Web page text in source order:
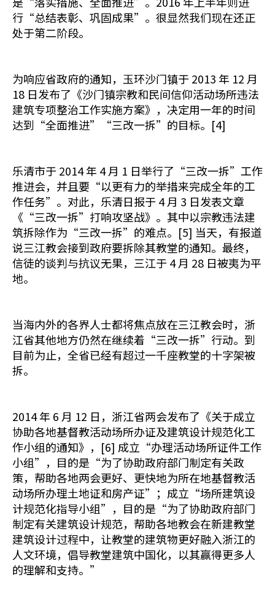
行“总结表彰、巩固成果”。很显然我们现在还正
处于第二阶段。
为响应省政府的通知，玉环沙门镇于 2013 年 12 月
18 日发布了《沙门镇宗教和民间信仰活动场所违法
建筑专项整治工作实施方案》，决定用一年的时间
达到“全面推进”“三改一拆”的目标。[4]
乐清市于 2014 年 4 月 1 日举行了“三改一拆”工作
推进会，并且要“以更有力的举措来完成全年的工
作任务”。对此，乐清日报于 4 月 3 日发表文章
《“三改一拆”打响攻坚战》。其中以宗教违法建
筑拆除作为“三改一拆”的难点。[5] 当天，有报道
说三江教会接到政府要拆除其教堂的通知。最终，
信徒的谈判与抗议无果，三江于 4 月 28 日被夷为平
地。
当海内外的各界人士都将焦点放在三江教会时，浙
江省其他地方仍然在继续着“三改一拆”行动。到
目前为止，全省已经有超过一千座教堂的十字架被
拆。
2014 年 6 月 12 日，浙江省两会发布了《关于成立
协助各地基督教活动场所办证及建筑设计规范化工
作小组的通知》，[6] 成立“办理活动场所证件工作
小组”，目的是“为了协助政府部门制定有关政
策，帮助各地两会更好、更快地为所在地基督教活
动场所办理土地证和房产证”；成立“场所建筑设
计规范化指导小组”，目的是“为了协助政府部门
制定有关建筑设计规范，帮助各地教会在新建教堂
建筑设计过程中，让教堂的建筑物更好融入浙江的
人文环境，倡导教堂建筑中国化，以其赢得更多人
的理解和支持。”